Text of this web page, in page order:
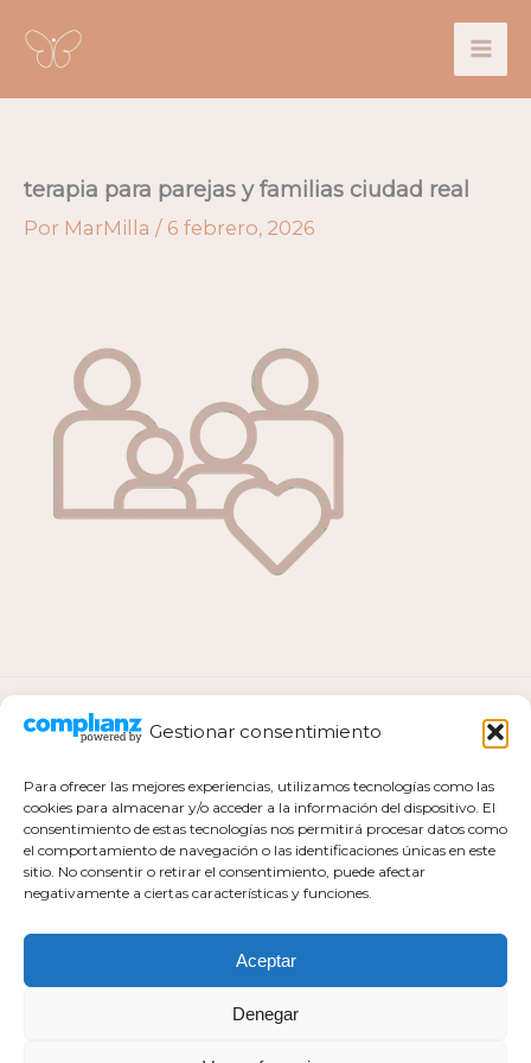
Gestionar consentimiento
Para ofrecer las mejores experiencias, utilizamos tecnologías como las
cookies para almacenar y/o acceder a la información del dispositivo. El
consentimiento de estas tecnologías nos permitirá procesar datos como
el comportamiento de navegación o las identificaciones únicas en este
sitio. No consentir o retirar el consentimiento, puede afectar
negativamente a ciertas características y funciones.
Aceptar
Denegar
terapia para parejas y familias ciudad real
Por MarMilla / 6 febrero, 2026
ANTERIOR
Política de privacidad
Política de cookies actualizada